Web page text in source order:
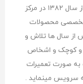
نام تجاری TamirGroup فعالیت خود را از سال ۱۳۸۲ در مرکز
تخصصی محصولات
از سال ها تلاش و
و کوچک و اشخاص
به صورت تعمیرات
سرویس مینماید .